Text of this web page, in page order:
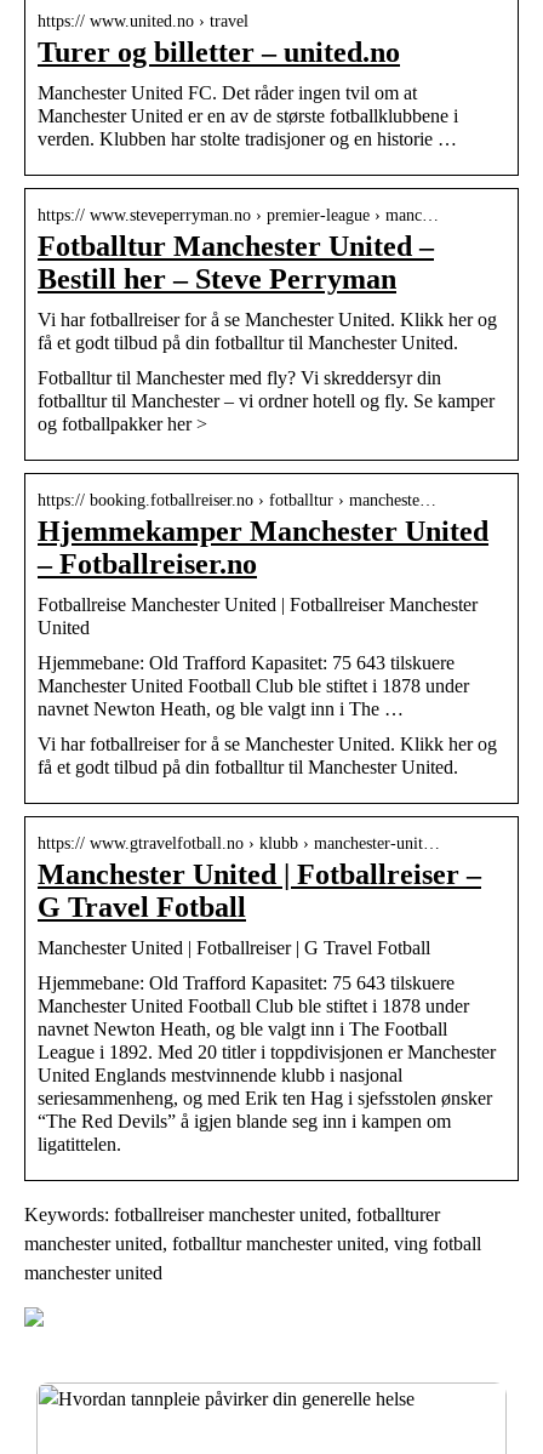
https:// www.united.no › travel
Turer og billetter – united.no
Manchester United FC. Det råder ingen tvil om at
Manchester United er en av de største fotballklubbene i
verden. Klubben har stolte tradisjoner og en historie …
https:// www.steveperryman.no › premier-league › manc…
Fotballtur Manchester United –
Bestill her – Steve Perryman
Vi har fotballreiser for å se Manchester United. Klikk her og
få et godt tilbud på din fotballtur til Manchester United.
Fotballtur til Manchester med fly? Vi skreddersyr din
fotballtur til Manchester – vi ordner hotell og fly. Se kamper
og fotballpakker her >
https:// booking.fotballreiser.no › fotballtur › mancheste…
Hjemmekamper Manchester United
– Fotballreiser.no
Fotballreise Manchester United | Fotballreiser Manchester
United
Hjemmebane: Old Trafford Kapasitet: 75 643 tilskuere
Manchester United Football Club ble stiftet i 1878 under
navnet Newton Heath, og ble valgt inn i The …
Vi har fotballreiser for å se Manchester United. Klikk her og
få et godt tilbud på din fotballtur til Manchester United.
https:// www.gtravelfotball.no › klubb › manchester-unit…
Manchester United | Fotballreiser –
G Travel Fotball
Manchester United | Fotballreiser | G Travel Fotball
Hjemmebane: Old Trafford Kapasitet: 75 643 tilskuere
Manchester United Football Club ble stiftet i 1878 under
navnet Newton Heath, og ble valgt inn i The Football
League i 1892. Med 20 titler i toppdivisjonen er Manchester
United Englands mestvinnende klubb i nasjonal
seriesammenheng, og med Erik ten Hag i sjefsstolen ønsker
“The Red Devils” å igjen blande seg inn i kampen om
ligatittelen.
Keywords: fotballreiser manchester united, fotballturer
manchester united, fotballtur manchester united, ving fotball
manchester united